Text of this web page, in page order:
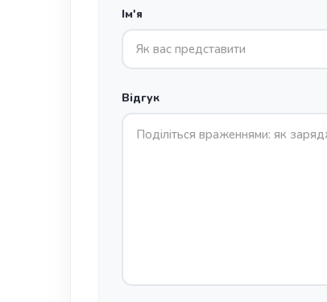
Ім'я
Відгук